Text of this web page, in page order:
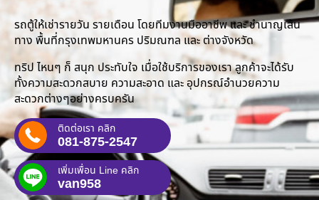
รถตู้ให้เช่ารายวัน รายเดือน โดยทีมงานมืออาชีพ และ ชำนาญเส้น
ทาง พื้นที่กรุงเทพมหานคร ปริมณฑล และ ต่างจังหวัด
ทริป ไหนๆ ก็ สนุก ประทับใจ เมื่อใช้บริการของเรา ลูกค้าจะได้รับ
ทั้งความสะดวกสบาย ความสะอาด และ อุปกรณ์อำนวยความ
สะดวกต่างๆอย่างครบครัน
ติดต่อเรา คลิก
081-875-2547
เพิ่มเพื่อน Line คลิก
van958